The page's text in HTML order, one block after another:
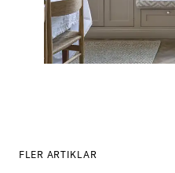
FLER ARTIKLAR